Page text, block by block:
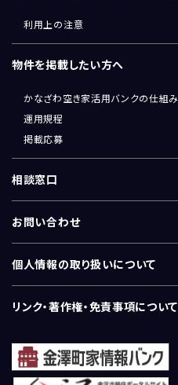
利用上の注意
物件を掲載したい方へ
かなざわ空き家活用バンクの仕組み
運用規程
掲載応募
相談窓口
お問い合わせ
個人情報の取り扱いについて
リンク・著作権・免責事項について